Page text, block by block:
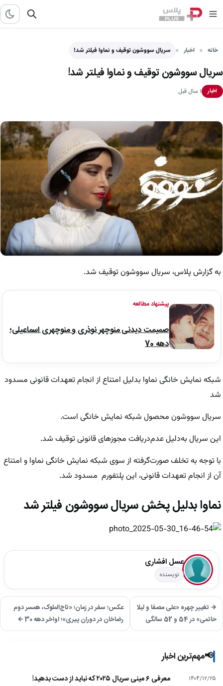
خانه اخبار سریال سووشون توقیف و نماوا فیلتر شد!
سریال سووشون توقیف و نماوا فیلتر شد!
اخبار ۱ سال قبل
به گزارش پلاس، سریال سووشون توقیف شد.
پیشنهاد مطالعه
صمیمت دیدنی منوچهر نوذری و منوچهری اسماعیلی؛
دهه 70
شبکه نمایش خانگی نماوا بدلیل امتناع از انجام تعهدات قانونی مسدود
شد
سریال سووشون محصول شبکه نمایش خانگی است.
این سریال به‌دلیل عدم‌دریافت مجوزهای قانونی توقیف شد.
با توجه به تخلف صورت‌گرفته از سوی شبکه نمایش خانگی نماوا و امتناع
آن از انجام تعهدات قانونی، این پلتفورم مسدود شد.
نماوا بدلیل پخش سریال سووشون فیلتر شد
عسل افشاری
نویسنده
→ تغییر چهره «علی مصفا و لیلا
حاتمی» در 54 و 52 سالگی
عکس؛ سفر در زمان؛ «تاج‌الملوک، همسر دوم
رضاخان در دوران پیری»؛ اواخر دهه 30 ←
📢مهم‌ترین اخبار
۱۴۰۴/۱۲/۲۵ معرفی ۶ مینی سریال ۲۰۲۵ که نباید از دست بدهید!